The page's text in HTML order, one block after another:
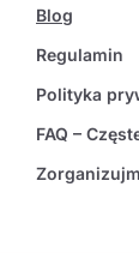
Blog
Regulamin
Polityka
FAQ –